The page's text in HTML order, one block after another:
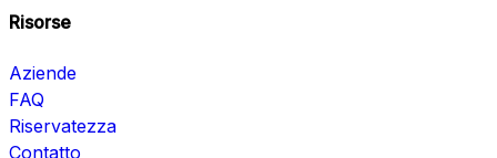
Risorse
Aziende
FAQ
Riservatezza
Contatto